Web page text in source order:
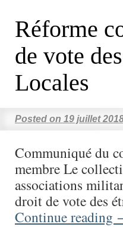
Réforme
de vote
Locales
Posted on 19 juillet
Communiqué du
membre Le
associations
droit de vote des
Continue reading